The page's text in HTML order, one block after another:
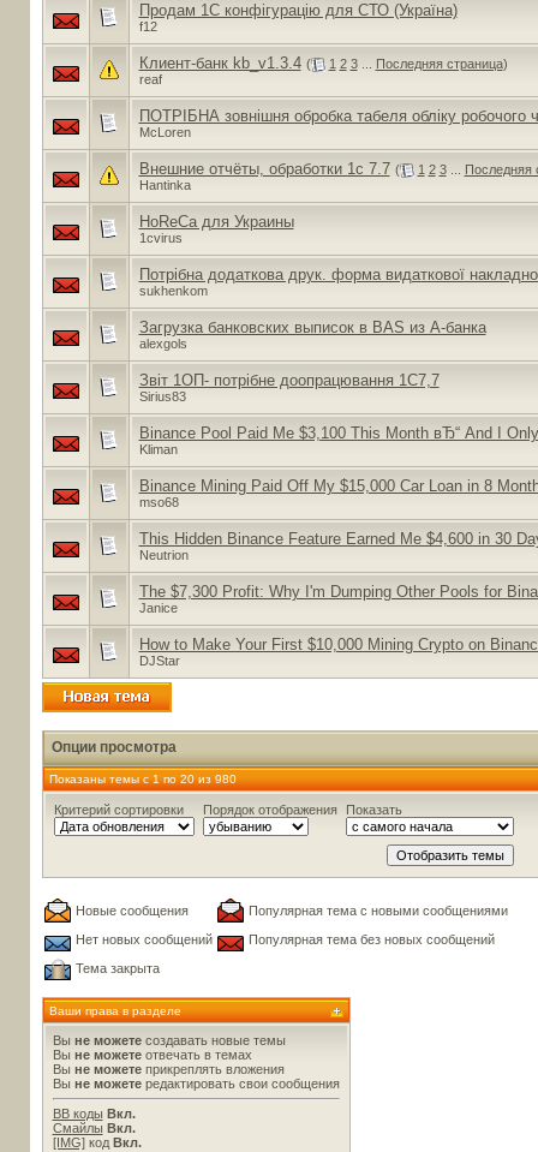
Продам 1С конфігурацію для СТО (Україна)
f12
Клиент-банк kb_v1.3.4 ( 1 2 3... Последняя страница)
reaf
ПОТРІБНА зовнішня обробка табеля обліку робочого
McLoren
Внешние отчёты, обработки 1с 7.7 ( 1 2 3...
Последняя
Hantinka
HoReCa для Украины
1cvirus
Потрібна додаткова друк. форма видаткової
sukhenkom
Загрузка банковских выписок в BAS из А-банка
alexgols
Звіт 1ОП- потрібне доопрацювання 1С7,7
Sirius83
Binance Pool Paid Me $3,100 This Month вЂ“ And I
Kliman
Binance Mining Paid Off My $15,000 Car Loan in 8
mso68
This Hidden Binance Feature Earned Me $4,600 in 30
Neutrion
The $7,300 Profit: Why I'm Dumping Other Pools for
Janice
How to Make Your First $10,000 Mining Crypto on
DJStar
Опции просмотра
Показаны темы с 1 по 20 из 980
Критерий сортировки Порядок отображения Показать
Новые сообщения
Популярная тема с новыми сообщениями
Нет новых сообщений
Популярная тема без новых сообщений
Тема закрыта
Ваши права в разделе
Вы не можетесоздавать новые темы
Вы не можетеотвечать в темах
Вы не можетеприкреплять вложения
Вы не можетередактировать свои сообщения
BB коды Вкл.
Смайлы Вкл.
[IMG]код Вкл.